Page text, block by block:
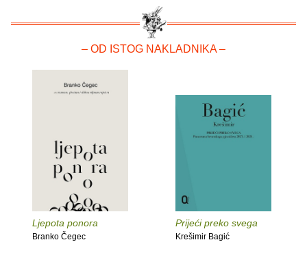
– OD ISTOG NAKLADNIKA –
Ljepota ponora
Branko Čegec
Prijeći preko svega
Krešimir Bagić